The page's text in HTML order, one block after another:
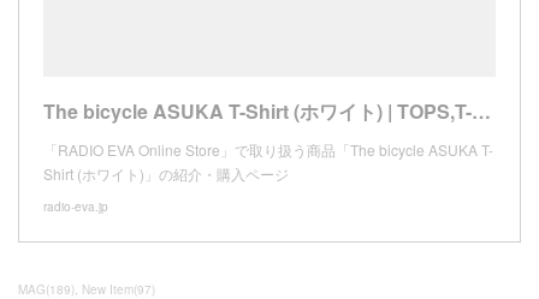
The bicycle ASUKA T-Shirt (ホワイト) | TOPS,T-Shirts / Cutsew | RADIO EVA Online Store
「RADIO EVA Online Store」で取り扱う商品「The bicycle ASUKA T-
Shirt (ホワイト)」の紹介・購入ページ
radio-eva.jp
MAG(189) New Item(97)